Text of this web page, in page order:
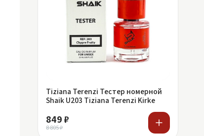
Tiziana Terenzi Тестер номерной
Shaik U203 Tiziana Terenzi Kirke
849 ₽
8 805 ₽